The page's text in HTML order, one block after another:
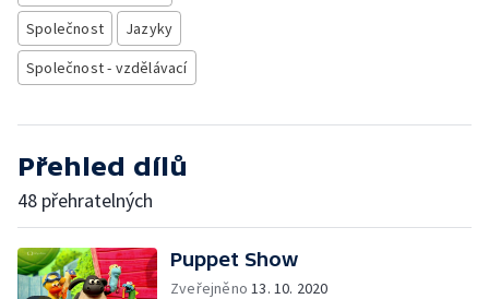
Společnost
Jazyky
Společnost - vzdělávací
Přehled dílů
48 přehratelných
Puppet Show
Zveřejněno13. 10. 2020